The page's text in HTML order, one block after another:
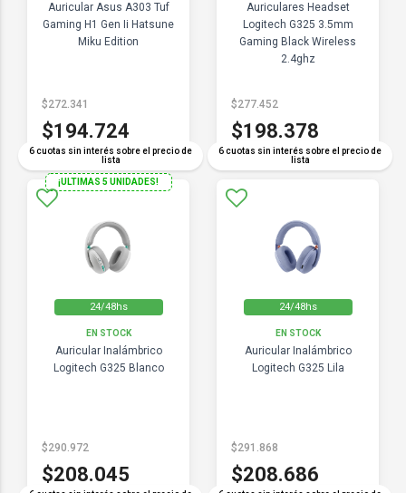
Auricular Asus A303 Tuf
Gaming H1 Gen Ii Hatsune
Miku Edition
6 cuotas sin interés sobre el precio de
lista
$272.341
$194.724
Auriculares Headset
Logitech G325 3.5mm
Gaming Black Wireless
2.4ghz
6 cuotas sin interés sobre el precio de
lista
$277.452
$198.378
24/48hs
¡ULTIMAS 5 UNIDADES!
EN STOCK
Auricular Inalámbrico
Logitech G325 Blanco
$290.972
$208.045
24/48hs
EN STOCK
Auricular Inalámbrico
Logitech G325 Lila
$291.868
$208.686